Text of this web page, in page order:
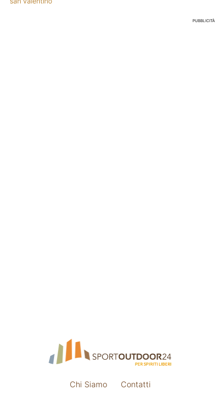
PUBBLICITÀ
Chi Siamo Contatti